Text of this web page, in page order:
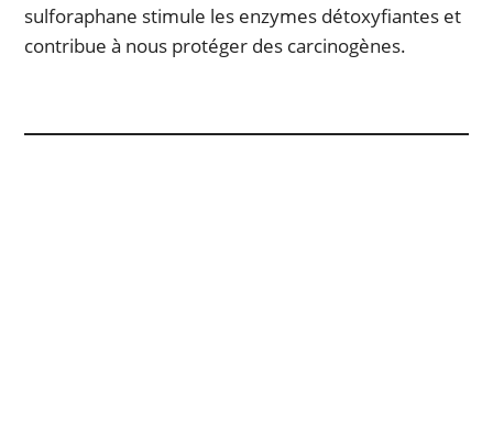
sulforaphane stimule les enzymes détoxyfiantes et
contribue à nous protéger des carcinogènes.